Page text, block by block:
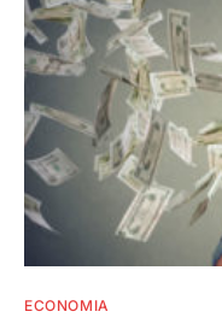
ECONOMIA